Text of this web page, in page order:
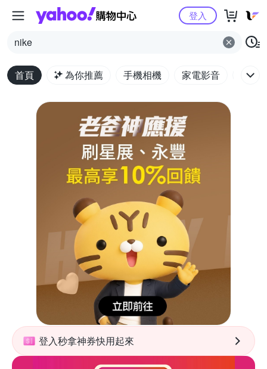
Yahoo購物中心
nike
登入
首頁 為你推薦 手機相機 家電影音 電腦
登入秒拿神券快用起來